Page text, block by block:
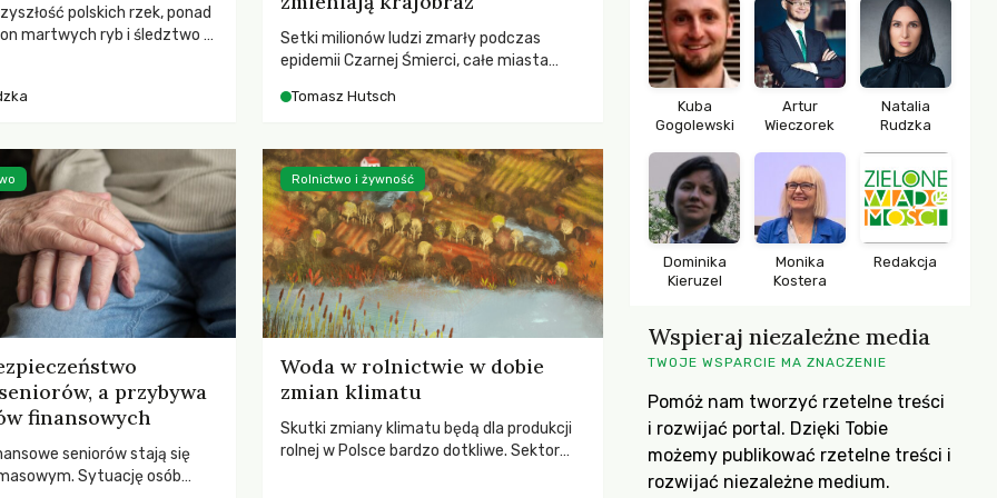
polskich rzek, ponad
martwych ryb i śledztwo z
by prace modernizacyjne
śmierci rzeki.
Setki milionów ludzi zmarły podczas
epidemii Czarnej Śmierci, całe miasta
pierwsze liście nowych dębów rozwijały
podnosiła się po jednej z największych
katastrof w swoich dziejach.
Tomasz Hutsch
a przybywa
finansowych
seniorów stają się
Sytuację osób
Woda w rolnictwie w dobie
zmian klimatu
Skutki zmiany klimatu będą dla produkcji
rolnej w Polsce bardzo dotkliwe. Sektor
Rolnictwo i żywność
Kuba
Gogolewski
Artur
Wieczorek
Natalia
Rudzka
Dominika
Kieruzel
Monika
Kostera
Redakcja
Wspieraj niezależne media
TWOJE WSPARCIE MA ZNACZENIE
Pomóż nam tworzyć rzetelne treści
i rozwijać portal. Dzięki Tobie
możemy publikować rzetelne treści i
rozwijać niezależne medium.